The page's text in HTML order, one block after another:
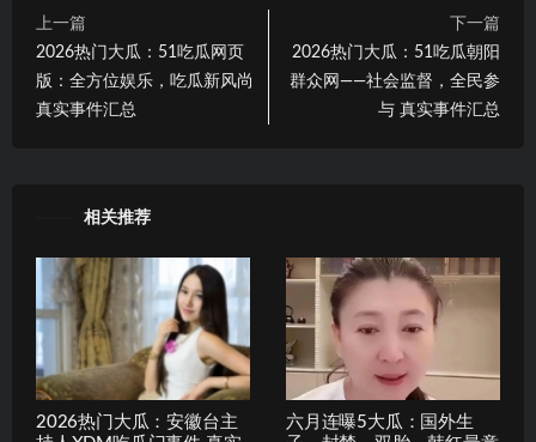
上一篇
2026热门大瓜：51吃瓜网页
版：全方位娱乐，吃瓜新风尚
真实事件汇总
下一篇
2026热门大瓜：51吃瓜朝阳
群众网——社会监督，全民参
与 真实事件汇总
相关推荐
2026热门大瓜：安徽台主
六月连曝5大瓜：国外生